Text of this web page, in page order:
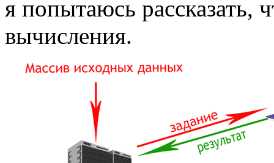
я попытаюсь рассказать,
вычисления.